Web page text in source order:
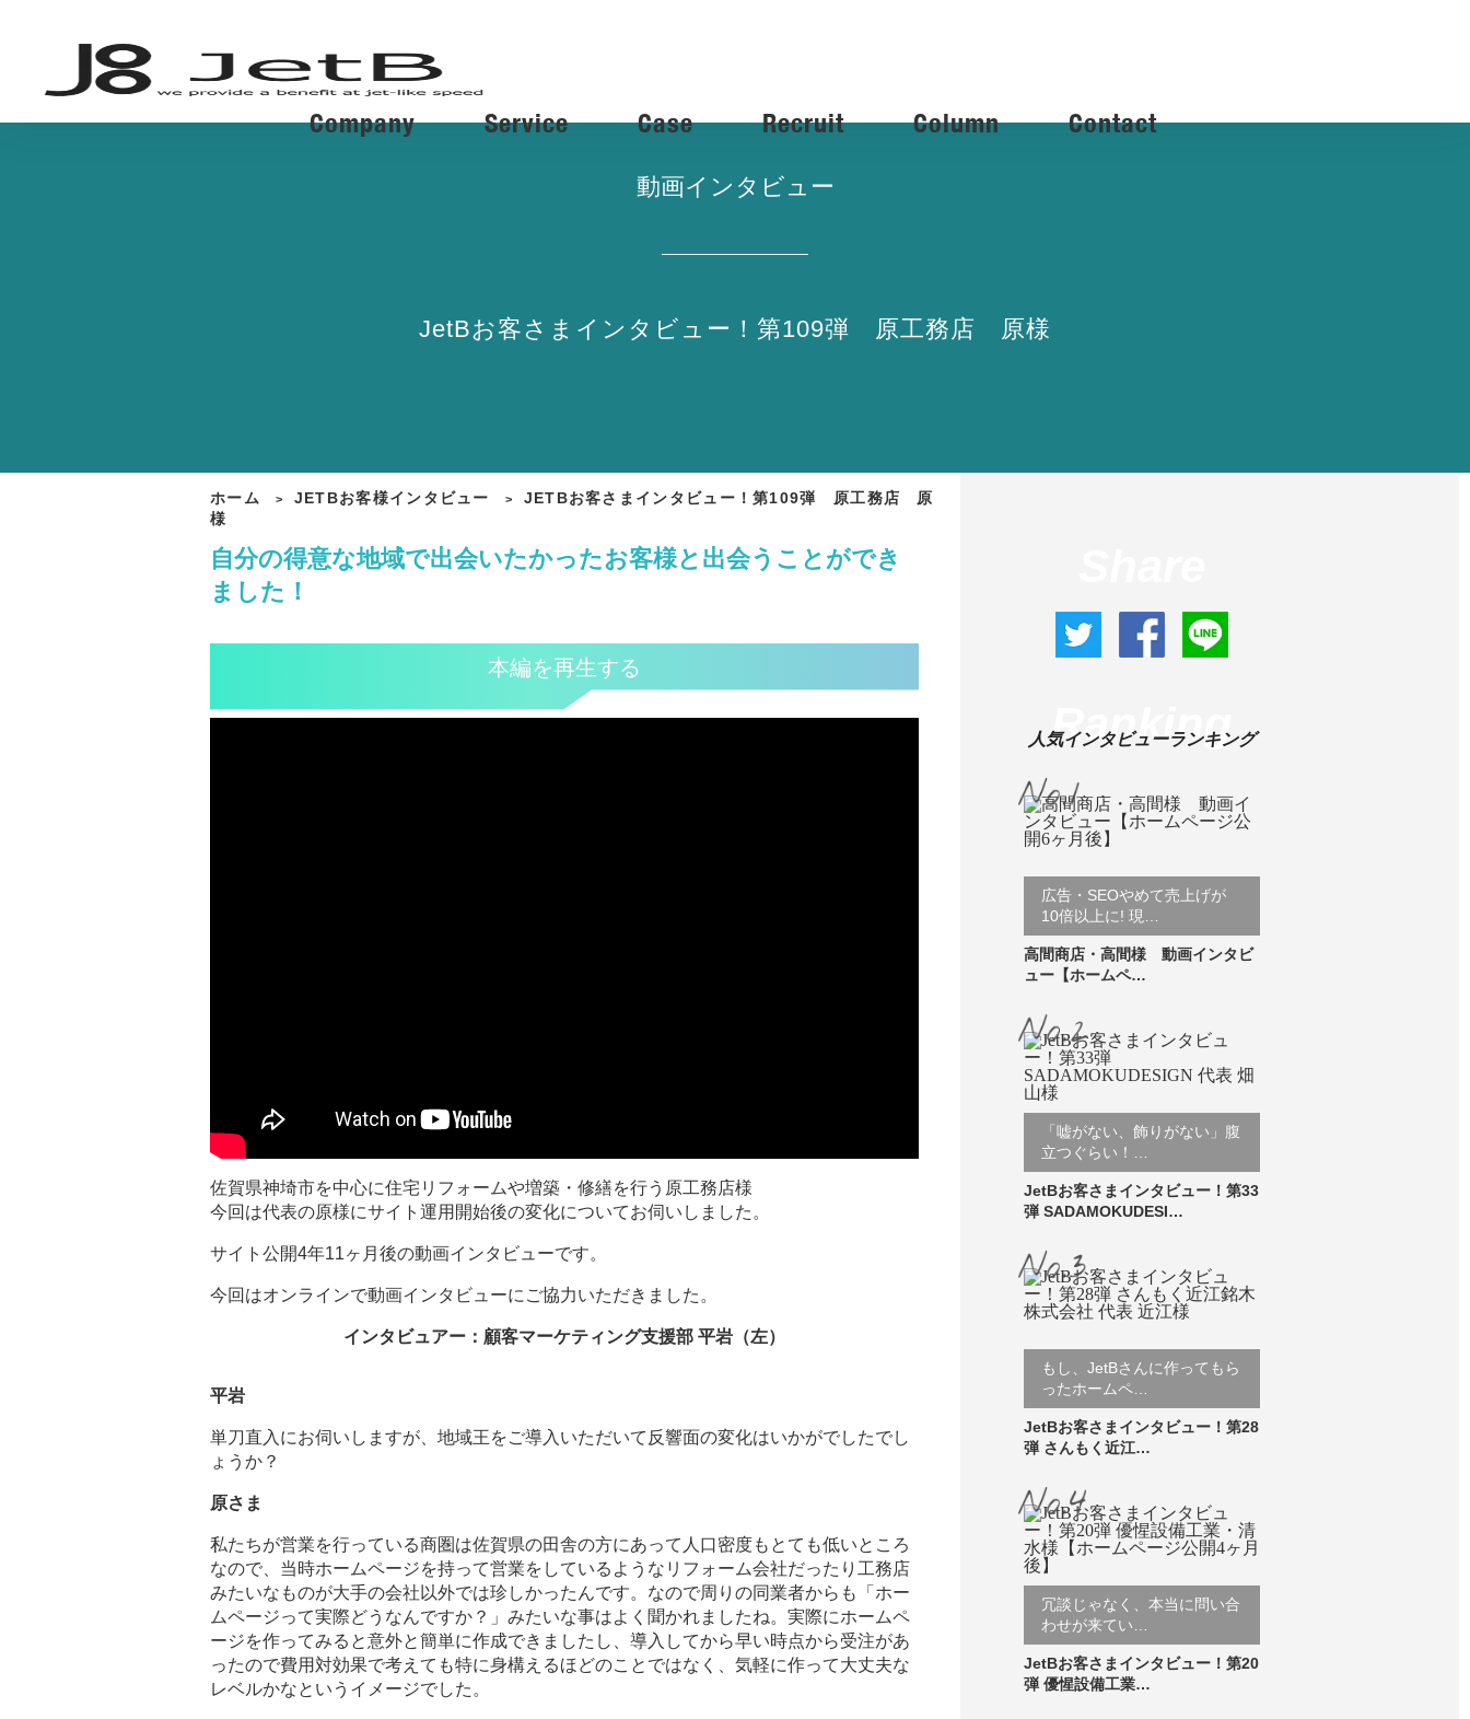
Company Service Case Recruit Column Contact
JetBお客さまインタビュー！第109弾 原工務店 原様
動画インタビュー
ホーム > JETBお客様インタビュー >
JETBお客さまインタビュー！第109弾 原工務店 原
様
自分の得意な地域で出会いたかったお客様と出会うことができ
ました！
本編を再生する
佐賀県神埼市を中心に住宅リフォームや増築・修繕を行う原工務店様
今回は代表の原様にサイト運用開始後の変化についてお伺いしました。
サイト公開4年11ヶ月後の動画インタビューです。
今回はオンラインで動画インタビューにご協力いただきました。
インタビュアー：顧客マーケティング支援部 平岩（左）
平岩
単刀直入にお伺いしますが、地域王をご導入いただいて反響面の変化はいかがでしたでし
ょうか？
原さま
私たちが営業を行っている商圏は佐賀県の田舎の方にあって人口密度もとても低いところ
なので、当時ホームページを持って営業をしているようなリフォーム会社だったり工務店
みたいなものが大手の会社以外では珍しかったんです。なので周りの同業者からも「ホー
ムページって実際どうなんですか？」みたいな事はよく聞かれましたね。実際にホームペ
ージを作ってみると意外と簡単に作成できましたし、導入してから早い時点から受注があ
ったので費用対効果で考えても特に身構えるほどのことではなく、気軽に作って大丈夫な
レベルかなというイメージでした。
人気インタビューランキング
Ranking
広告・SEOやめて売上げが
10倍以上に! 現…
高間商店・高間様 動画インタビ
ュー【ホームペ…
「嘘がない、飾りがない」腹
立つぐらい！…
JetBお客さまインタビュー！第33
弾 SADAMOKUDESI…
もし、JetBさんに作ってもら
ったホームペ…
JetBお客さまインタビュー！第28
弾 さんもく近江…
冗談じゃなく、本当に問い合
わせが来てい…
JetBお客さまインタビュー！第20
弾 優惺設備工業…